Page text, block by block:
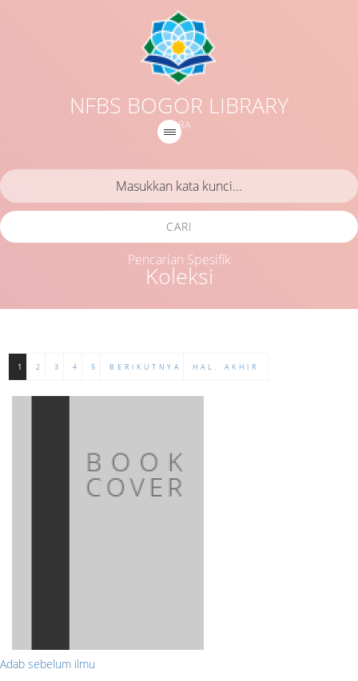
NFBS BOGOR LIBRARY
IQRA
Koleksi
CARI
Pencarian Spesifik
1 2 3 4 5 BERIKUTNYA HAL. AKHIR
Adab sebelum ilmu